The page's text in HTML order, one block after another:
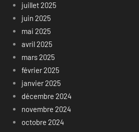
juillet 2025
juin 2025
mai 2025
avril 2025
mars 2025
février 2025
janvier 2025
décembre 2024
novembre 2024
octobre 2024